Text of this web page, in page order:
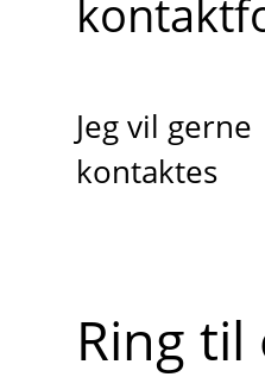
Jeg vil gerne
kontaktes
Ring til